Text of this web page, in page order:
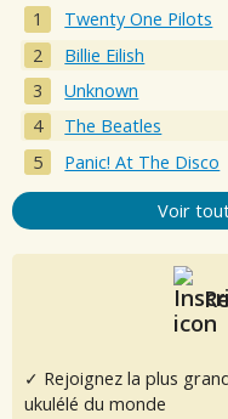
Twenty One Pilots
Billie Eilish
Unknown
The Beatles
Panic! At The Disco
Voir
✓ Rejoignez la plus
ukulélé du monde